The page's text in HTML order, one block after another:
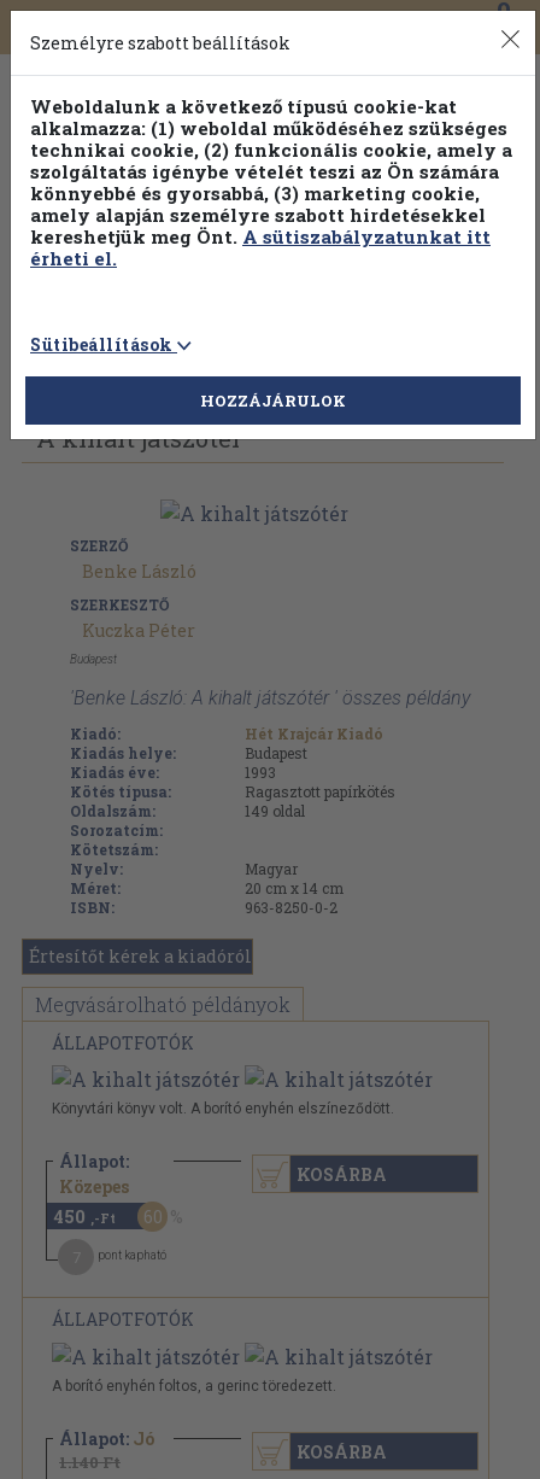
Toggle
navigation
0
Vissza az előző oldalra Válasszon példányt
A kihalt játszótér
SZERZŐ
Benke László
SZERKESZTŐ
Kuczka Péter
Budapest
'Benke László: A kihalt játszótér ' összes példány
Kiadó:
Hét Krajcár Kiadó
Kiadás helye:
Budapest
Kiadás éve:
1993
Kötés típusa:
Ragasztott papírkötés
Oldalszám:
149 oldal
Sorozatcím:
Kötetszám:
Nyelv:
Magyar
Méret:
20 cm x 14 cm
ISBN:
963-8250-0-2
Értesítőt kérek a kiadóról
Megvásárolható példányok
ÁLLAPOTFOTÓK
Könyvtári könyv volt. A borító enyhén elszíneződött.
Állapot:
Közepes
1.140 Ft
450 ,-Ft 60
pont kapható
KOSÁRBA
ÁLLAPOTFOTÓK
A borító enyhén foltos, a gerinc töredezett.
Állapot: Jó
1.140 Ft KOSÁRBA
Személyre szabott beállítások
Weboldalunk a következő típusú cookie-kat
alkalmazza: (1) weboldal működéséhez szükséges
technikai cookie, (2) funkcionális cookie, amely a
szolgáltatás igénybe vételét teszi az Ön számára
könnyebbé és gyorsabbá, (3) marketing cookie,
amely alapján személyre szabott hirdetésekkel
kereshetjük meg Önt. A sütiszabályzatunkat itt
érheti el.
Sütibeállítások
HOZZÁJÁRULOK